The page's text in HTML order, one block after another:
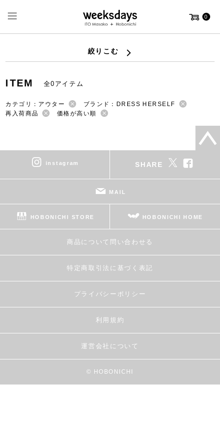
0
絞りこむ
ITEM 全0アイテム
カテゴリ：アウター
ブランド：DRESS HERSELF
再入荷商品
価格が高い順
instagram SHARE
MAIL
HOBONICHI STORE HOBONICHI HOME
商品について問い合わせる
特定商取引法に基づく表記
プライバシーポリシー
利用規約
運営会社について
© HOBONICHI